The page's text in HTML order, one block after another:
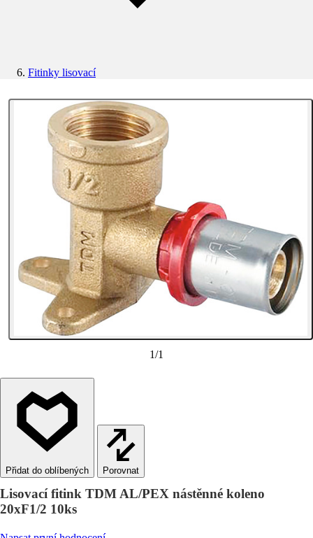
Fitinky lisovací
1/1
Porovnat
Lisovací fitink TDM AL/PEX nástěnné koleno
20xF1/2 10ks